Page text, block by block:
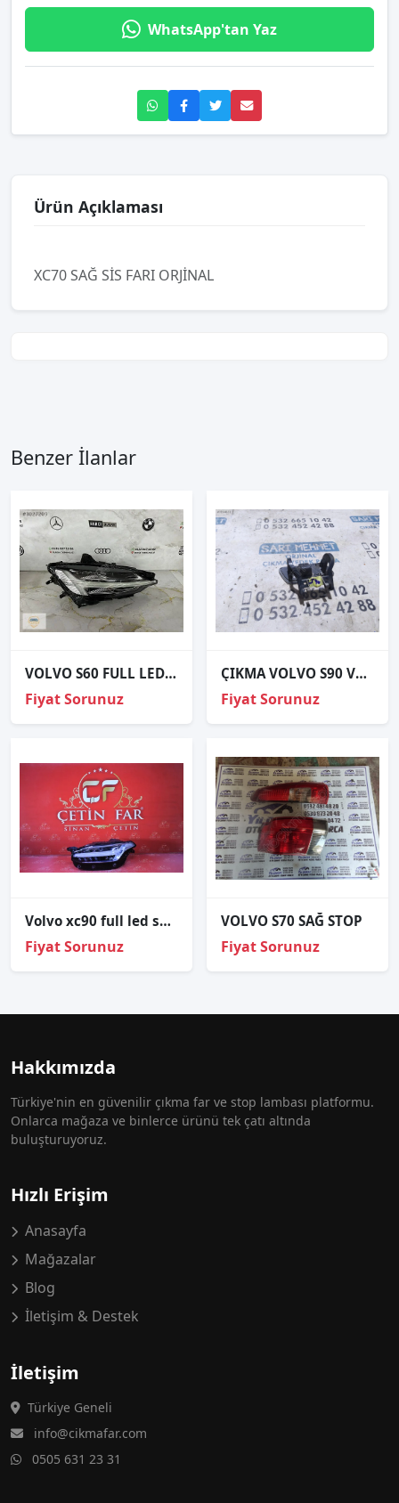
WhatsApp'tan Yaz
Ürün Açıklaması
XC70 SAĞ SİS FARI ORJİNAL
Benzer İlanlar
VOLVO S60 FULL LED SAĞ FAR ORJİNAL 2018-2023
Fiyat Sorunuz
ÇIKMA VOLVO S90 V90 SOL FAR YIKAMA KAPAĞI
Fiyat Sorunuz
Volvo xc90 full led sol far hatasiz 2016-2019 31468664
Fiyat Sorunuz
VOLVO S70 SAĞ STOP
Fiyat Sorunuz
Hakkımızda
Türkiye'nin en güvenilir çıkma far ve stop lambası platformu.
Onlarca mağaza ve binlerce ürünü tek çatı altında
buluşturuyoruz.
Hızlı Erişim
Anasayfa
Mağazalar
Blog
İletişim & Destek
İletişim
Türkiye Geneli
info@cikmafar.com
0505 631 23 31